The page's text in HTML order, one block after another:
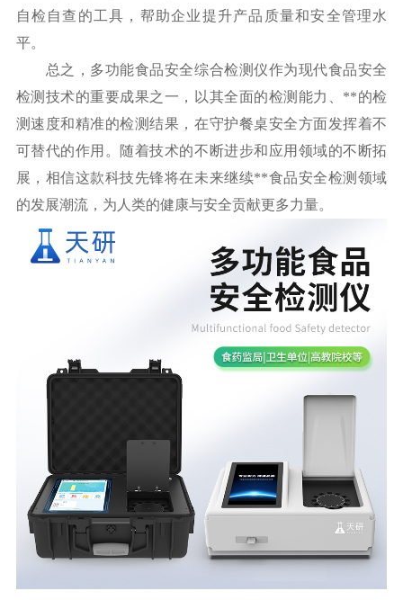
自检自查的工具，帮助企业提升产品质量和安全管理水
平。
总之，多功能食品安全综合检测仪作为现代食品安全
检测技术的重要成果之一，以其全面的检测能力、**的检
测速度和精准的检测结果，在守护餐桌安全方面发挥着不
可替代的作用。随着技术的不断进步和应用领域的不断拓
展，相信这款科技先锋将在未来继续**食品安全检测领域
的发展潮流，为人类的健康与安全贡献更多力量。